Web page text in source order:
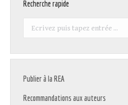
Recherche rapide
Recherche
Publier à la REA
Recommandations aux auteurs